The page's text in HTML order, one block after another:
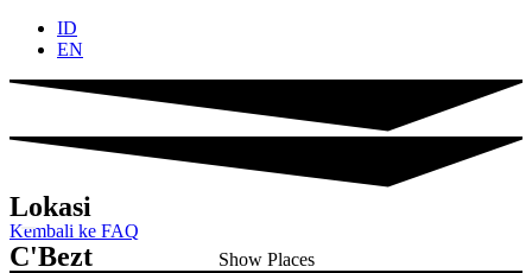
ID
EN
Lokasi
Kembali ke FAQ
C'Bezt Show Places